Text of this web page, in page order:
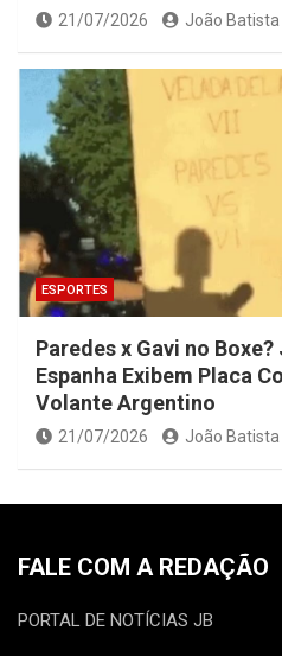
21/07/2026 João
ESPORTES
Paredes x Gavi no
Espanha Exibem Placa
Volante Argentino
21/07/2026 João
FALE COM A REDAÇÃO
PORTAL DE NOTÍCIAS JB